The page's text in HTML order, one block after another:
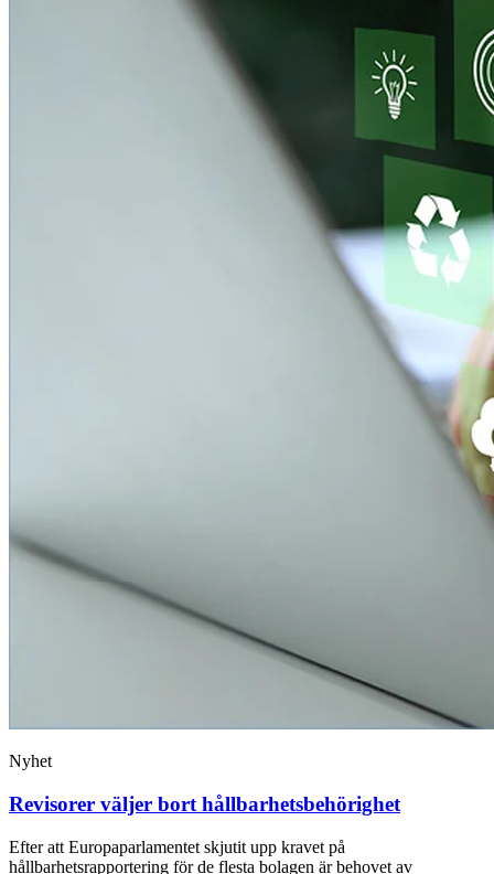
Nyhet
Revisorer väljer bort hållbarhetsbehörighet
Efter att Europaparlamentet skjutit upp kravet på
hållbarhetsrapportering för de flesta bolagen är behovet av